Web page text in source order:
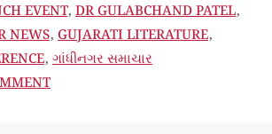
EVENT, DR GULABCHAND PATEL,
NEWS, GUJARATI LITERATURE,
, ગાંધીનગર સમાચાર